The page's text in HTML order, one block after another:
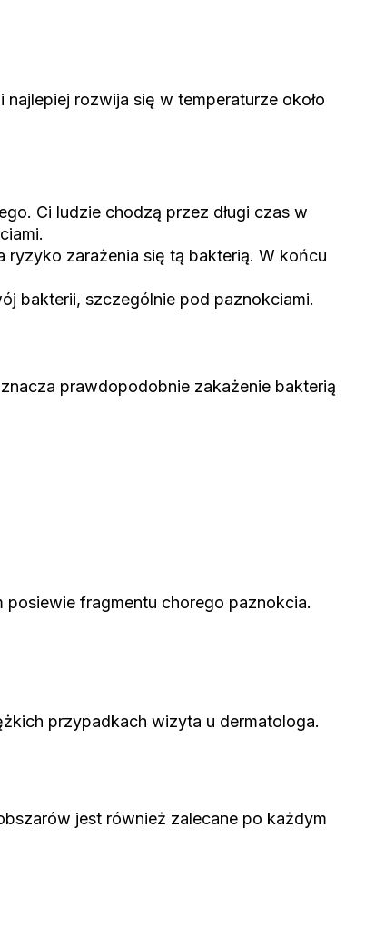
rozwija się w temperaturze około
Ci ludzie chodzą przez długi czas w
zarażenia się tą bakterią. W końcu
bakterii, szczególnie pod paznokciami.
prawdopodobnie zakażenie bakterią
fragmentu chorego paznokcia.
przypadkach wizyta u dermatologa.
jest również zalecane po każdym